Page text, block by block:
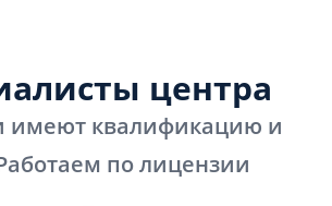
центра
имеют квалификацию и
по лицензии